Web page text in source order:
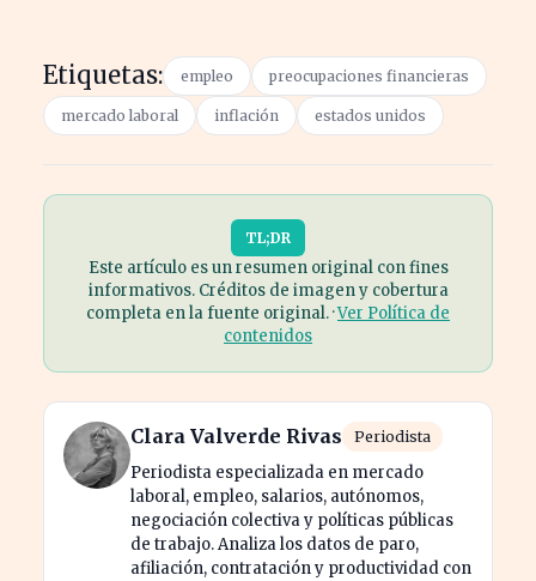
Etiquetas: empleo preocupaciones financieras
mercado laboral inflación estados unidos
TL;DR
Este artículo es un resumen original con fines
informativos. Créditos de imagen y cobertura
completa en la fuente original. ·Ver Política de
contenidos
Clara Valverde Rivas Periodista
Periodista especializada en mercado
laboral, empleo, salarios, autónomos,
negociación colectiva y políticas públicas
de trabajo. Analiza los datos de paro,
afiliación, contratación y productividad con